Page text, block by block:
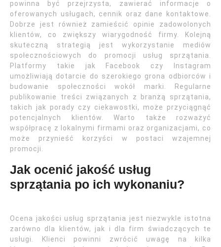
powinna być przejrzysta, zawierać informacje o
oferowanych usługach, cennik oraz dane kontaktowe.
Dobrze jest również zamieścić opinie zadowolonych
klientów, co zwiększy wiarygodność firmy. Kolejną
skuteczną strategią jest wykorzystanie mediów
społecznościowych do promocji usług sprzątania.
Platformy takie jak Facebook czy Instagram
umożliwiają dotarcie do szerokiego grona odbiorców i
budowanie społeczności wokół marki. Regularne
publikowanie treści związanych z branżą sprzątania,
takich jak porady czy ciekawostki, może przyciągnąć
potencjalnych klientów. Warto także rozważyć
współpracę z lokalnymi firmami oraz organizacjami, co
może przynieść korzyści w postaci wzajemnej
promocji.
Jak ocenić jakość usług
sprzątania po ich wykonaniu?
Ocena jakości usług sprzątania jest niezwykle istotna
zarówno dla klientów, jak i dla firm świadczących te
usługi. Klienci powinni zwrócić uwagę na kilka